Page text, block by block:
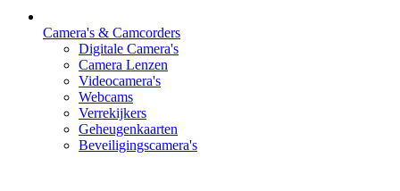
Camera's & Camcorders
Digitale Camera's
Camera Lenzen
Videocamera's
Webcams
Verrekijkers
Geheugenkaarten
Beveiligingscamera's